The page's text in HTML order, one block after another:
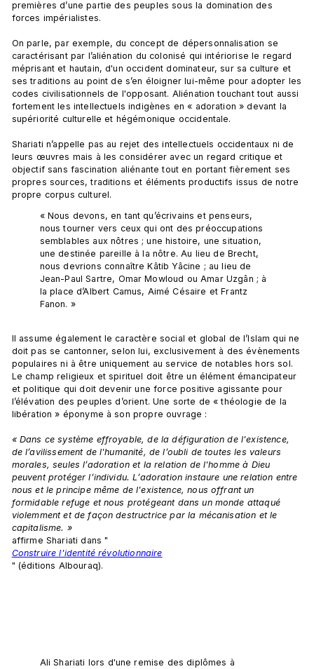
premières d’une partie des peuples sous la domination des
forces impérialistes.
On parle, par exemple, du concept de dépersonnalisation se
caractérisant par l’aliénation du colonisé qui intériorise le regard
méprisant et hautain, d'un occident dominateur, sur sa culture et
ses traditions au point de s’en éloigner lui-même pour adopter les
codes civilisationnels de l'opposant. Aliénation touchant tout aussi
fortement les intellectuels indigènes en « adoration » devant la
supériorité culturelle et hégémonique occidentale.
Shariati n’appelle pas au rejet des intellectuels occidentaux ni de
leurs œuvres mais à les considérer avec un regard critique et
objectif sans fascination aliénante tout en portant fièrement ses
propres sources, traditions et éléments productifs issus de notre
« Nous devons, en tant qu’écrivains et penseurs,
nous tourner vers ceux qui ont des préoccupations
semblables aux nôtres ; une histoire, une situation,
une destinée pareille à la nôtre. Au lieu de Brecht,
nous devrions connaître Kâtib Yâcine ; au lieu de
Jean-Paul Sartre, Omar Mowloud ou Amar Uzgân ; à
la place d’Albert Camus, Aimé Césaire et Frantz
Fanon. »
Il assume également le caractère social et global de l’Islam qui ne
doit pas se cantonner, selon lui, exclusivement à des évènements
populaires ni à être uniquement au service de notables hors sol.
Le champ religieux et spirituel doit être un élément émancipateur
et politique qui doit devenir une force positive agissante pour
l’élévation des peuples d’orient. Une sorte de « théologie de la
libération » éponyme à son propre ouvrage :
« Dans ce système effroyable, de la défiguration de l'existence,
de l’avilissement de l'humanité, de l’oubli de toutes les valeurs
morales, seules l’adoration et la relation de l'homme à Dieu
peuvent protéger l’individu. L’adoration instaure une relation entre
nous et le principe même de l'existence, nous offrant un
formidable refuge et nous protégeant dans un monde attaqué
violemment et de façon destructrice par la mécanisation et le
capitalisme. »
affirme Shariati dans "
Construire l'identité révolutionnaire
" (éditions Albouraq).
Ali Shariati lors d'une remise des diplômes à